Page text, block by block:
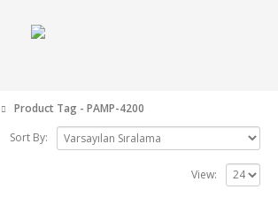
Product Tag - PAMP-4200
Sort By:
View: